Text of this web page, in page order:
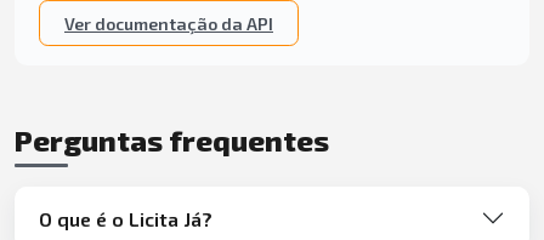
Ver documentação da API
Perguntas frequentes
O que é o Licita Já?